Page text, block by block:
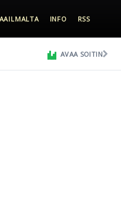
INFO RSS
AVAA SOITIN